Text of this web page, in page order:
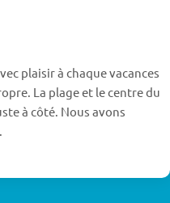
plaisir à chaque vacances
La plage et le centre du
à côté. Nous avons